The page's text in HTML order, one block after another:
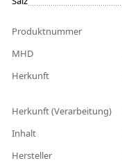
Produktnummer
MHD
Herkunft
Herkunft (Verarbeitung)
Inhalt
Hersteller